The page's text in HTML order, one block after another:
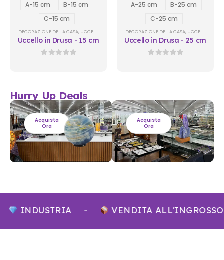
A-15 cm
B-15 cm
C-15 cm
DECORAZIONE DELLA CASA, UCCELLI
Uccello in Drusa - 15 cm
A-25 cm
B-25 cm
C-25 cm
DECORAZIONE DELLA CASA, UCCELLI
Uccello in Drusa - 25 cm
Hurry Up Deals
Acquista
Ora
Acquista
Ora
INDUSTRIA - VENDITA